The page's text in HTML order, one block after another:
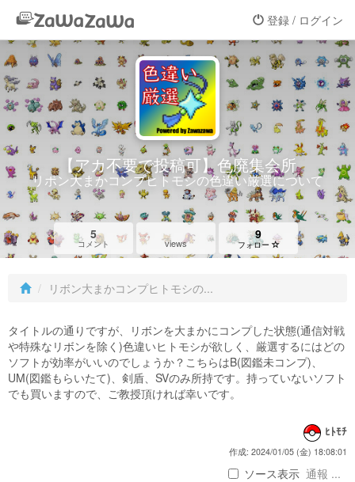
登録 / ログイン
【アカ不要で投稿可】色廃集会所
リボン大まかコンプヒトモシの色違い厳選について
5
コメント views
9
フォロー
リボン大まかコンプヒトモシの...
タイトルの通りですが、リボンを大まかにコンプした状態(通信対戦
や特殊なリボンを除く)色違いヒトモシが欲しく、厳選するにはどの
ソフトが効率がいいのでしょうか？こちらはB(図鑑未コンプ)、
UM(図鑑もらいたて)、剣盾、SVのみ所持です。持っていないソフト
でも買いますので、ご教授頂ければ幸いです。
ﾋﾄﾓﾁ
作成: 2024/01/05 (金) 18:08:01
ソース表示 通報 ...